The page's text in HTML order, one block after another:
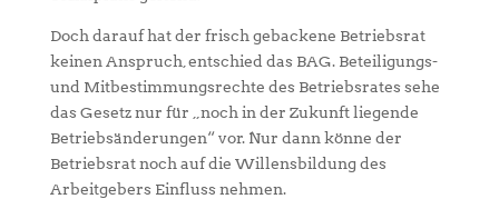
Doch darauf hat der frisch gebackene Betriebsrat
keinen Anspruch, entschied das BAG. Beteiligungs-
und Mitbestimmungsrechte des Betriebsrates sehe
das Gesetz nur für „noch in der Zukunft liegende
Betriebsänderungen“ vor. Nur dann könne der
Betriebsrat noch auf die Willensbildung des
Arbeitgebers Einfluss nehmen.